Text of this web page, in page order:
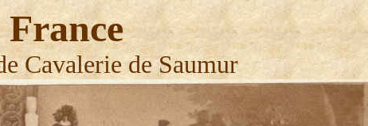
France
Cavalerie de Saumur